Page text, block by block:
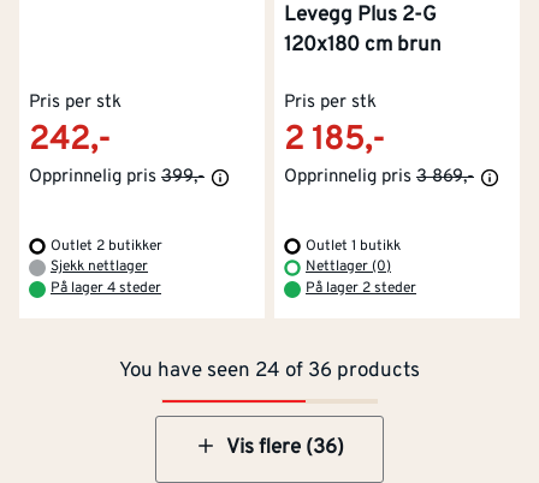
Pris per stk
242,-
Opprinnelig pris 399,-
Outlet 2 butikker
Sjekk nettlager
På lager 4 steder
Levegg Plus 2-G
120x180 cm brun
Pris per stk
2 185,-
Opprinnelig pris 3 869,-
Outlet 1 butikk
Nettlager (0)
På lager 2 steder
You have seen 24 of 36 products
Vis flere (36)
Betaling
Kontakt oss
Medlemsavtaler
Om Montér